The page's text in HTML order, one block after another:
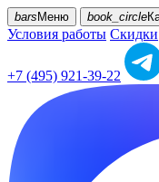
bars Меню book_circle
Условия работы Скидки
+7 (495) 921-39-22